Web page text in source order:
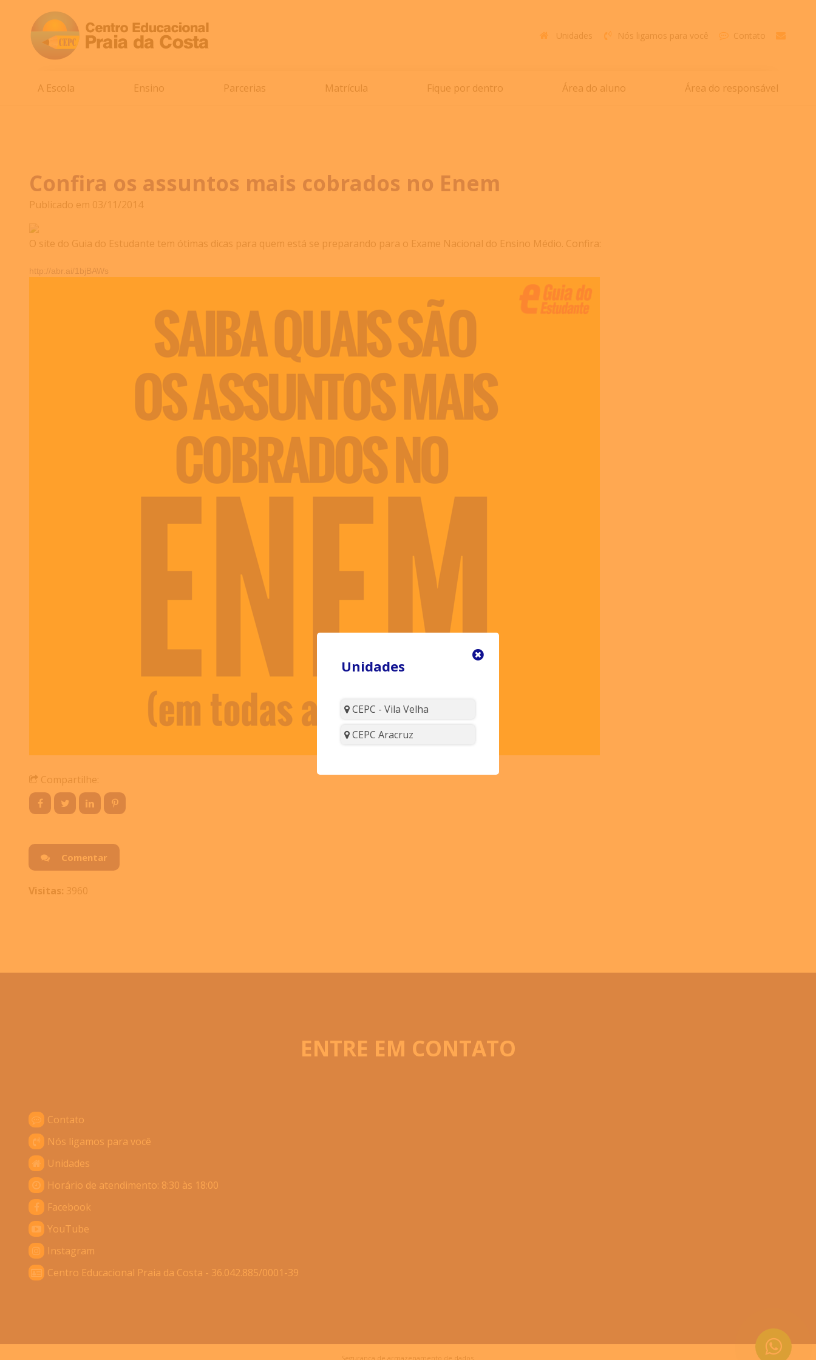
Unidades Nós ligamos para você Contato
A Escola Ensino Parcerias Matrícula Fique por dentro Área do aluno Área do responsável
Confira os assuntos mais cobrados no Enem
Publicado em 03/11/2014
O site do Guia do Estudante tem ótimas dicas para quem está se preparando para o Exame Nacional do Ensino Médio. Confira:
http://abr.ai/1bjBAWs
Compartilhe:
Comentar
Visitas: 3960
ENTRE EM CONTATO
Contato
Nós ligamos para você
Unidades
Horário de atendimento: 8:30 às 18:00
Facebook
YouTube
Instagram
Centro Educacional Praia da Costa - 36.042.885/0001-39
Segurança de armazenamento de dados.
Unidades
CEPC - Vila Velha
CEPC Aracruz